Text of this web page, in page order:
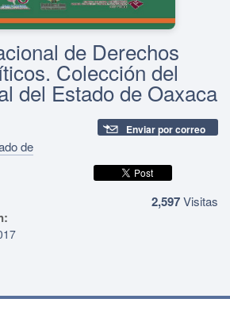
de Derechos
Colección del
del Estado de Oaxaca
de
Enviar por correo
2,597Visitas